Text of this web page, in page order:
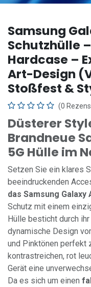
Samsung
Schutzhülle
Hardcase –
Art-Design
Stoßfest &
(0
Düsterer
Brandneue
5G Hülle im
Setzen Sie ein klares
beeindruckenden
das Samsung Galaxy
Schutz mit einem
Hülle besticht durch
dynamische Design
und Pinktönen perfekt
kontrastreichen, rot
Gerät eine
Da es sich um einen